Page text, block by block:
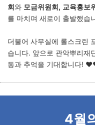
회와 모금위원회, 교육홍보
를 마치며 새로이 출발했습
더불어 사무실에 롤스크린
습니다. 앞으로 관악뿌리재
동과 추억을 기대합니다!
4월